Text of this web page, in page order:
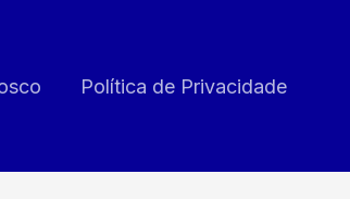
Política de Privacidade